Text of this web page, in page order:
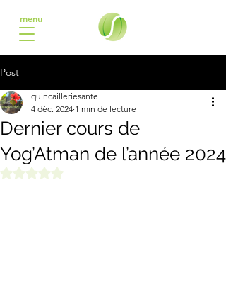
menu
Post
Dernier cours de
Yog’Atman de l’année 2024
quincailleriesante
4 déc. 2024 1 min de lecture
Noté NaN étoiles sur 5.